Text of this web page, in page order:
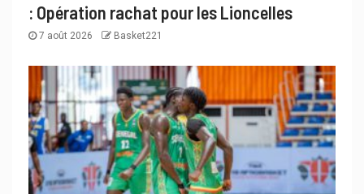
: Opération rachat pour les Lioncelles
7 août 2026 Basket221